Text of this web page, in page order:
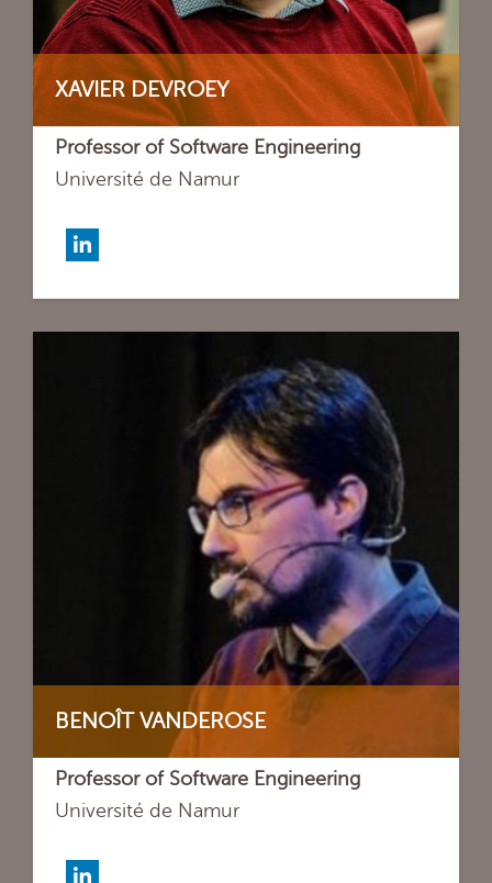
XAVIER DEVROEY
Professor of Software Engineering
Université de Namur
BENOÎT VANDEROSE
Professor of Software Engineering
Université de Namur